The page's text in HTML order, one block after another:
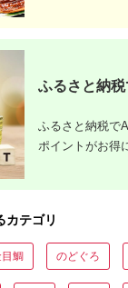
吉田町のふるさ
紹介
ふるさと納税
ふるさと納税で
ポイントがお得
カテゴリ
鯛 のどぐろ